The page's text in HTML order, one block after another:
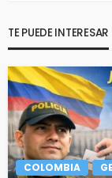
TE PUEDE INTERESAR
COLOMBIA